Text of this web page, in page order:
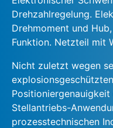
Drehzahlregelung.
Drehmoment und
Funktion. Netzteil mit
Nicht zuletzt wegen
Stellantriebs-
prozesstechnischen